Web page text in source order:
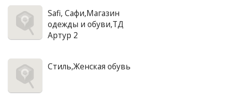
Safi, Сафи,Магазин
одежды и обуви,ТД
Артур 2
Стиль,Женская обувь